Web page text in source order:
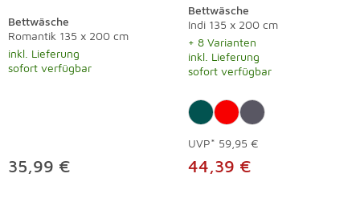
Bettwäsche
Romantik 135 x 200 cm
inkl. Lieferung
sofort verfügbar
35,99 €
Bettwäsche
Indi 135 x 200 cm
+ 8 Varianten
inkl. Lieferung
sofort verfügbar
UVP* 59,95 €
44,39 €